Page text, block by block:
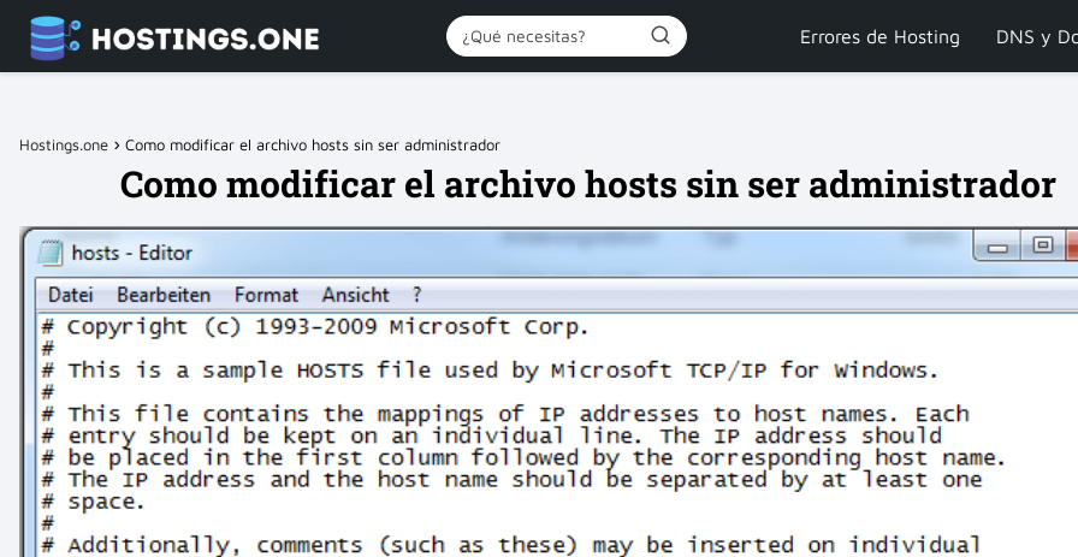
Errores de Hosting DNS y
Hostings.one Como modificar el archivo hosts sin ser administrador
Como modificar el archivo hosts sin ser administrador